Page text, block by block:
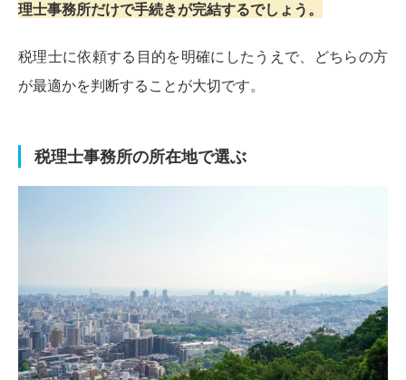
理士事務所だけで手続きが完結するでしょう。
税理士に依頼する目的を明確にしたうえで、どちらの方
が最適かを判断することが大切です。
税理士事務所の所在地で選ぶ